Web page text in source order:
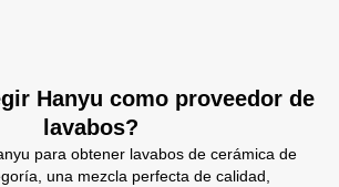
Hanyu como proveedor de
lavabos?
para obtener lavabos de cerámica de
una mezcla perfecta de calidad,